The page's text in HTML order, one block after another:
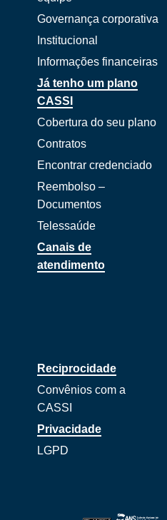
Governança corporativa
Institucional
Informações financeiras
Já tenho um plano
CASSI
Cobertura do seu plano
Contratos
Encontrar credenciado
Reembolso –
Documentos
Telessaúde
Canais de
atendimento
Reciprocidade
Convênios com a
CASSI
Privacidade
LGPD